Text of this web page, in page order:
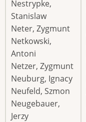
Nestrypke,
Stanislaw
Neter, Zygmunt
Netkowski,
Antoni
Netzer, Zygmunt
Neuburg, Ignacy
Neufeld, Szmon
Neugebauer,
Jerzy